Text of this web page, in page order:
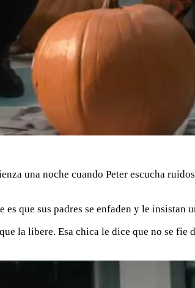
una noche cuando Peter escucha
que sus padres se enfaden y le insistan
la libere. Esa chica le dice que no se fie